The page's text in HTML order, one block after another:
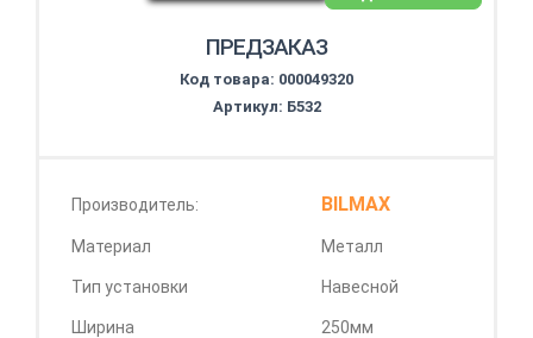
ПРЕДЗАКАЗ
Код товара: 000049320
Артикул: Б532
Производитель: BILMAX
Материал Металл
Тип установки Навесной
Ширина 250мм